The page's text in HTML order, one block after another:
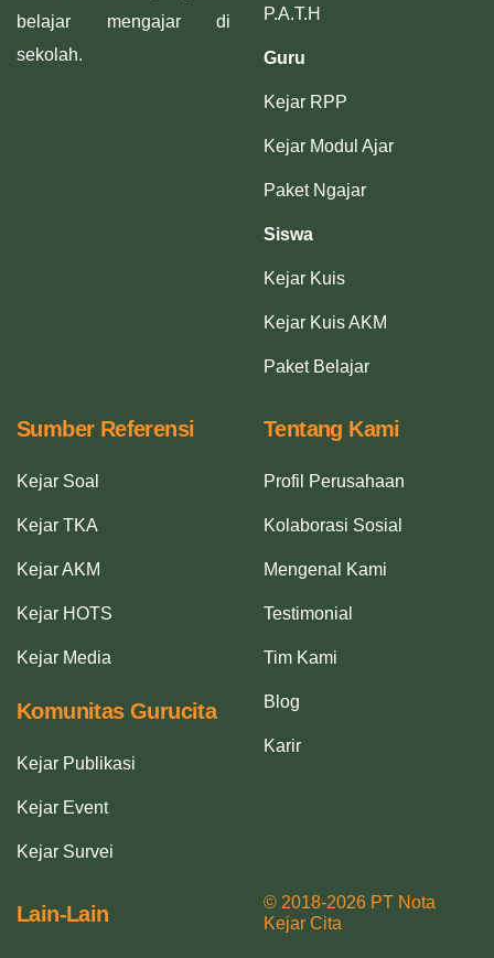
belajar mengajar di
sekolah.
P.A.T.H
Guru
Kejar RPP
Kejar Modul Ajar
Paket Ngajar
Siswa
Kejar Kuis
Kejar Kuis AKM
Paket Belajar
Sumber Referensi
Kejar Soal
Kejar TKA
Kejar AKM
Kejar HOTS
Kejar Media
Komunitas Gurucita
Kejar Publikasi
Kejar Event
Kejar Survei
Tentang Kami
Profil Perusahaan
Kolaborasi Sosial
Mengenal Kami
Testimonial
Tim Kami
Blog
Karir
Lain-Lain
© 2018-2026 PT Nota
Kejar Cita